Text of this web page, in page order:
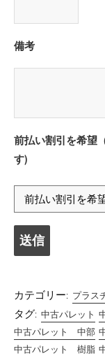
備考
前払い割引を希望
す)
カテゴリー: プラス
タグ: 中古パレット
中古パレット 中部
中古パレット 樹脂